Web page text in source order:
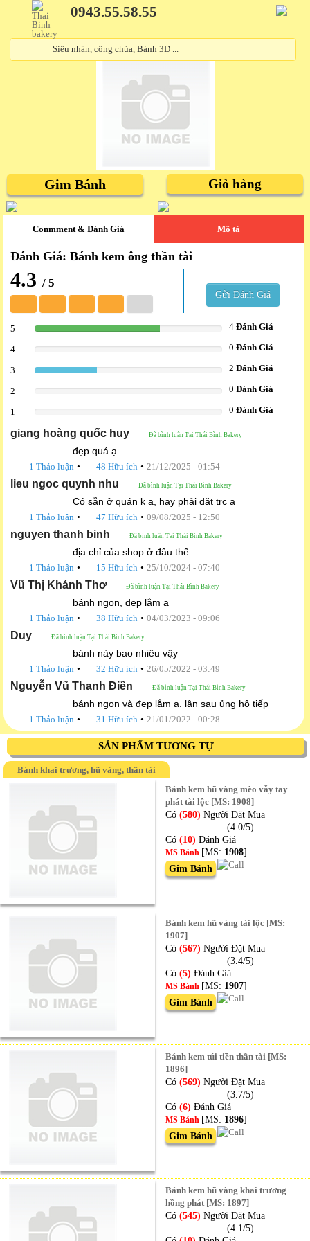
0943.55.58.55
Gim Bánh Giỏ hàng
Conmment & Đánh Giá Mô tả
Đánh Giá: Bánh kem ông thần tài
4.3 / 5
Gửi Đánh Giá
5 66.666666666667% 4Đánh Giá
4 0Đánh Giá
3 33.333333333333% 2Đánh Giá
2 0Đánh Giá
1 0Đánh Giá
giang hoàng quốc huy Đã bình luận Tại Thái Bình Bakery
đẹp quá ạ
1 Thảo luận • 48 Hữu ích • 21/12/2025 - 01:54
lieu ngoc quynh nhu Đã bình luận Tại Thái Bình Bakery
Có sẵn ở quán k ạ, hay phải đặt trc ạ
1 Thảo luận • 47 Hữu ích • 09/08/2025 - 12:50
nguyen thanh binh Đã bình luận Tại Thái Bình Bakery
địa chỉ của shop ở đâu thế
1 Thảo luận • 15 Hữu ích • 25/10/2024 - 07:40
Vũ Thị Khánh Thơ Đã bình luận Tại Thái Bình Bakery
bánh ngon, đẹp lắm ạ
1 Thảo luận • 38 Hữu ích • 04/03/2023 - 09:06
Duy Đã bình luận Tại Thái Bình Bakery
bánh này bao nhiêu vậy
1 Thảo luận • 32 Hữu ích • 26/05/2022 - 03:49
Nguyễn Vũ Thanh Điền Đã bình luận Tại Thái Bình Bakery
bánh ngon và đẹp lắm ạ. lân sau ủng hộ tiếp
1 Thảo luận • 31 Hữu ích • 21/01/2022 - 00:28
SẢN PHẨM TƯƠNG TỰ
Bánh khai trương, hũ vàng, thần tài
Bánh kem hũ vàng mèo vẫy tay
phát tài lộc [MS: 1908]
Có(580) Người Đặt Mua
(4.0/5)
Có (10)Đánh Giá
MS Bánh [MS: 1908]
Gim Bánh
Bánh kem hũ vàng tài lộc [MS:
1907]
Có(567) Người Đặt Mua
(3.4/5)
Có (5)Đánh Giá
MS Bánh [MS: 1907]
Gim Bánh
Bánh kem túi tiền thần tài [MS:
1896]
Có(569) Người Đặt Mua
(3.7/5)
Có (6)Đánh Giá
MS Bánh [MS: 1896]
Gim Bánh
Bánh kem hũ vàng khai trương
hồng phát [MS: 1897]
Có(545) Người Đặt Mua
(4.1/5)